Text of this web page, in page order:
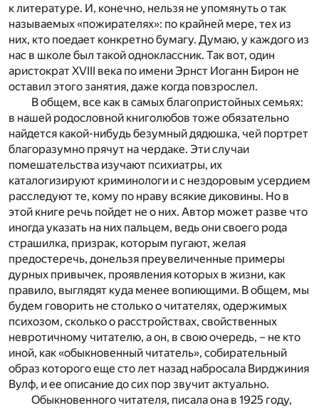
к литературе. И, конечно, нельзя не упомянуть о так
называемых «пожирателях»: по крайней мере, тех из
них, кто поедает конкретно бумагу. Думаю, у каждого из
нас в школе был такой одноклассник. Так вот, один
аристократ XVIII века по имени Эрнст Иоганн Бирон не
оставил этого занятия, даже когда повзрослел.
В общем, все как в самых благопристойных семьях:
в нашей родословной книголюбов тоже обязательно
найдется какой-нибудь безумный дядюшка, чей портрет
благоразумно прячут на чердаке. Эти случаи
помешательства изучают психиатры, их
каталогизируют криминологи и с нездоровым усердием
расследуют те, кому по нраву всякие диковины. Но в
этой книге речь пойдет не о них. Автор может разве что
иногда указать на них пальцем, ведь они своего рода
страшилка, призрак, которым пугают, желая
предостеречь, донельзя преувеличенные примеры
дурных привычек, проявления которых в жизни, как
правило, выглядят куда менее вопиющими. В общем, мы
будем говорить не столько о читателях, одержимых
психозом, сколько о расстройствах, свойственных
невротичному читателю, а он, в свою очередь, – не кто
иной, как «обыкновенный читатель», собирательный
образ которого еще сто лет назад набросала Вирджиния
Вулф, и ее описание до сих пор звучит актуально.
Обыкновенного читателя, писала она в 1925 году,